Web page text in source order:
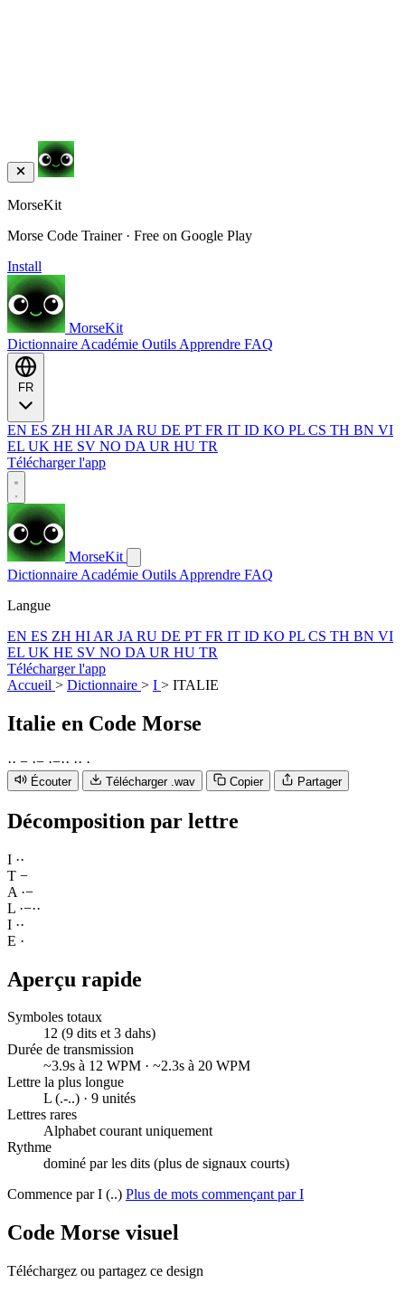
MorseKit
Morse Code Trainer · Free on Google Play
Install
MorseKit
Dictionnaire Académie Outils Apprendre FAQ
EN ES ZH HI AR JA RU DE PT FR IT ID KO PL CS TH BN VI
EL UK HE SV NO DA UR HU TR
Télécharger l'app
MorseKit
Dictionnaire Académie Outils Apprendre FAQ
Langue
EN ES ZH HI AR JA RU DE PT FR IT ID KO PL CS TH BN VI
EL UK HE SV NO DA UR HU TR
Télécharger l'app
Accueil > Dictionnaire > I > ITALIE
Italie en Code Morse
·· − ·− ·−·· ·· ·
Écouter Télécharger .wav Copier Partager
Décomposition par lettre
I ··
T −
A ·−
L ·−··
I ··
E ·
Aperçu rapide
Symboles totaux
12 (9 dits et 3 dahs)
Durée de transmission
~3.9s à 12 WPM · ~2.3s à 20 WPM
Lettre la plus longue
L (.-..) · 9 unités
Lettres rares
Alphabet courant uniquement
Rythme
dominé par les dits (plus de signaux courts)
Commence par I (..) Plus de mots commençant par I
Code Morse visuel
Téléchargez ou partagez ce design